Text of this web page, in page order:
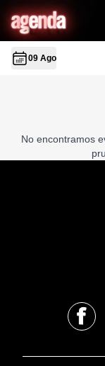
agenda
09 Ago
No encontramos